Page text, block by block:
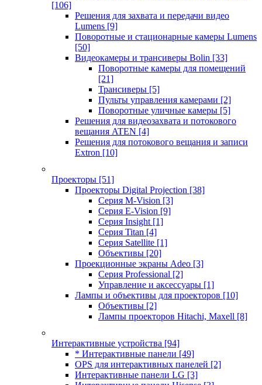
[106]
Решения для захвата и передачи видео
Lumens [9]
Поворотные и стационарные камеры Lumens
[50]
Видеокамеры и трансиверы Bolin [33]
Поворотные камеры для помещений
[21]
Трансиверы [5]
Пульты управления камерами [2]
Поворотные уличные камеры [5]
Решения для видеозахвата и потокового
вещания ATEN [4]
Решения для потокового вещания и записи
Extron [10]
Проекторы [51]
Проекторы Digital Projection [38]
Серия M-Vision [3]
Серия E-Vision [9]
Серия Insight [1]
Серия Titan [4]
Серия Satellite [1]
Объективы [20]
Проекционные экраны Adeo [3]
Серия Professional [2]
Управление и аксессуары [1]
Лампы и объективы для проекторов [10]
Объективы [2]
Лампы проекторов Hitachi, Maxell [8]
Интерактивные устройства [94]
* Интерактивные панели [49]
OPS для интерактивных панелей [2]
Интерактивные панели LG [3]